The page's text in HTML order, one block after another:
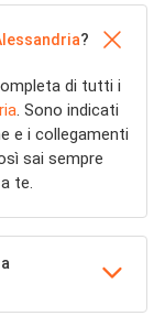
?
di tutti i
. Sono indicati
e i collegamenti
sai sempre
te.